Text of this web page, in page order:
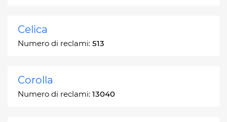
Celica
Numero di reclami: 513
Corolla
Numero di reclami: 13040